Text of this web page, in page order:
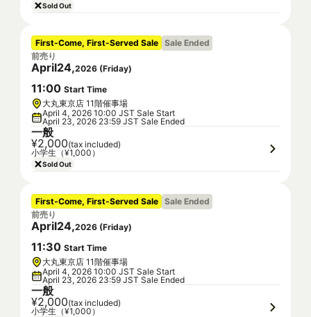
Sold Out
First-Come, First-Served Sale Sale Ended
前売り
April24,2026 (Friday)
11:00 Start Time
大丸東京店 11階催事場
April 4, 2026 10:00 JST Sale Start
April 23, 2026 23:59 JST Sale Ended
一般
¥2,000(tax included)
小学生（¥1,000）
Sold Out
First-Come, First-Served Sale Sale Ended
前売り
April24,2026 (Friday)
11:30 Start Time
大丸東京店 11階催事場
April 4, 2026 10:00 JST Sale Start
April 23, 2026 23:59 JST Sale Ended
一般
¥2,000(tax included)
小学生（¥1,000）